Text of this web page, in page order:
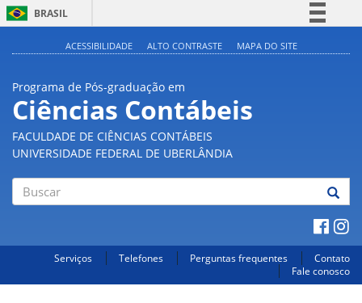
BRASIL
Acesso à informação
ACESSIBILIDADE ALTO CONTRASTE MAPA DO SITE
Programa de Pós-graduação em
Ciências Contábeis
FACULDADE DE CIÊNCIAS CONTÁBEIS
UNIVERSIDADE FEDERAL DE UBERLÂNDIA
Serviços Telefones Perguntas frequentes
Contato
Fale conosco